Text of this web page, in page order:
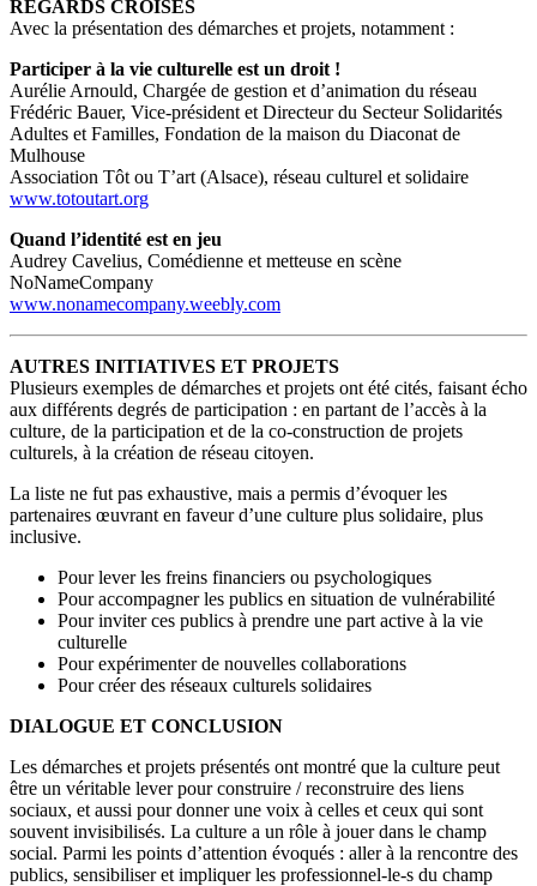
REGARDS CROISÉS
Avec la présentation des démarches et projets, notamment :
Participer à la vie culturelle est un droit !
Aurélie Arnould, Chargée de gestion et d’animation du réseau
Frédéric Bauer, Vice-président et Directeur du Secteur Solidarités
Adultes et Familles, Fondation de la maison du Diaconat de
Mulhouse
Association Tôt ou T’art (Alsace), réseau culturel et solidaire
www.totoutart.org
Quand l’identité est en jeu
Audrey Cavelius, Comédienne et metteuse en scène
NoNameCompany
www.nonamecompany.weebly.com
AUTRES INITIATIVES ET PROJETS
Plusieurs exemples de démarches et projets ont été cités, faisant écho
aux différents degrés de participation : en partant de l’accès à la
culture, de la participation et de la co-construction de projets
culturels, à la création de réseau citoyen.
La liste ne fut pas exhaustive, mais a permis d’évoquer les
partenaires œuvrant en faveur d’une culture plus solidaire, plus
inclusive.
Pour lever les freins financiers ou psychologiques
Pour accompagner les publics en situation de vulnérabilité
Pour inviter ces publics à prendre une part active à la vie
culturelle
Pour expérimenter de nouvelles collaborations
Pour créer des réseaux culturels solidaires
DIALOGUE ET CONCLUSION
Les démarches et projets présentés ont montré que la culture peut
être un véritable lever pour construire / reconstruire des liens
sociaux, et aussi pour donner une voix à celles et ceux qui sont
souvent invisibilisés. La culture a un rôle à jouer dans le champ
social. Parmi les points d’attention évoqués : aller à la rencontre des
publics, sensibiliser et impliquer les professionnel-le-s du champ